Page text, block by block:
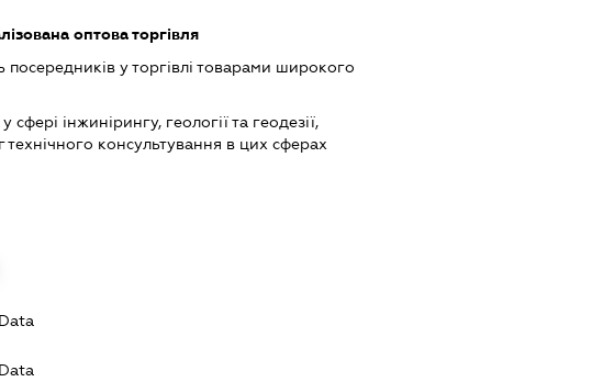
оптова торгівля
посередників у торгівлі товарами широкого
сфері інжинірингу, геології та геодезії,
технічного консультування в цих сферах